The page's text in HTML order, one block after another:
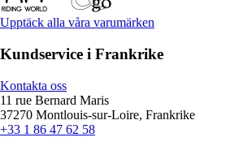
Upptäck alla våra varumärken
Kundservice i Frankrike
Kontakta oss
11 rue Bernard Maris
37270 Montlouis-sur-Loire, Frankrike
+33 1 86 47 62 58